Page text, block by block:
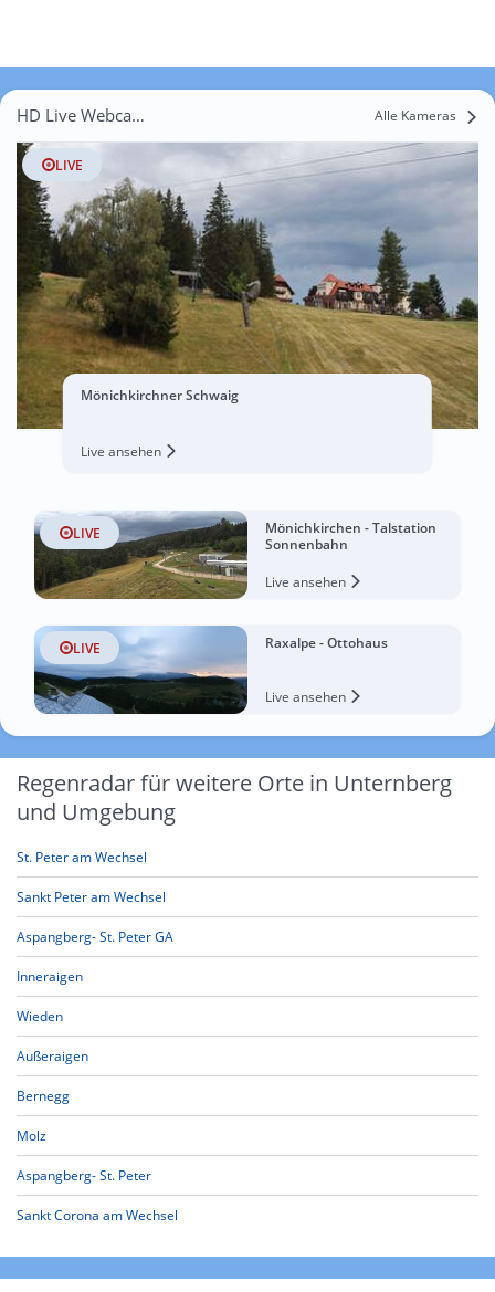
HD Live Webcams Unternberg Alle Kameras
LIVE
Mönichkirchner Schwaig
Live ansehen
LIVE
Mönichkirchen - Talstation
Sonnenbahn
Live ansehen
LIVE Raxalpe - Ottohaus
Live ansehen
Regenradar für weitere Orte in Unternberg
und Umgebung
St. Peter am Wechsel
Sankt Peter am Wechsel
Aspangberg- St. Peter GA
Inneraigen
Wieden
Außeraigen
Bernegg
Molz
Aspangberg- St. Peter
Sankt Corona am Wechsel